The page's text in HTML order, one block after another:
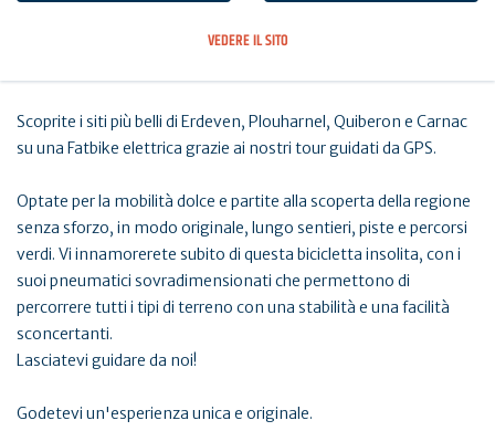
VEDERE IL SITO
Scoprite i siti più belli di Erdeven, Plouharnel, Quiberon e Carnac
su una Fatbike elettrica grazie ai nostri tour guidati da GPS.
Optate per la mobilità dolce e partite alla scoperta della regione
senza sforzo, in modo originale, lungo sentieri, piste e percorsi
verdi. Vi innamorerete subito di questa bicicletta insolita, con i
suoi pneumatici sovradimensionati che permettono di
percorrere tutti i tipi di terreno con una stabilità e una facilità
sconcertanti.
Lasciatevi guidare da noi!
Godetevi un'esperienza unica e originale.